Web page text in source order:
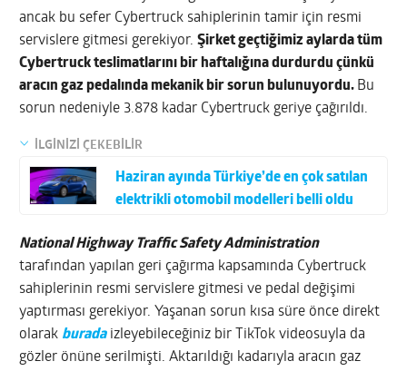
ancak bu sefer Cybertruck sahiplerinin tamir için resmi
servislere gitmesi gerekiyor.Şirket geçtiğimiz aylarda tüm
Cybertruck teslimatlarını bir haftalığına durdurdu çünkü
aracın gaz pedalında mekanik bir sorun bulunuyordu. Bu
sorun nedeniyle 3.878 kadar Cybertruck geriye çağırıldı.
İLGİNİZİ ÇEKEBİLİR
Haziran ayında Türkiye’de en çok satılan
elektrikli otomobil modelleri belli oldu
National Highway Traffic Safety Administration
tarafından yapılan geri çağırma kapsamında Cybertruck
sahiplerinin resmi servislere gitmesi ve pedal değişimi
yaptırması gerekiyor. Yaşanan sorun kısa süre önce direkt
olarak buradaizleyebileceğiniz bir TikTok videosuyla da
gözler önüne serilmişti. Aktarıldığı kadarıyla aracın gaz